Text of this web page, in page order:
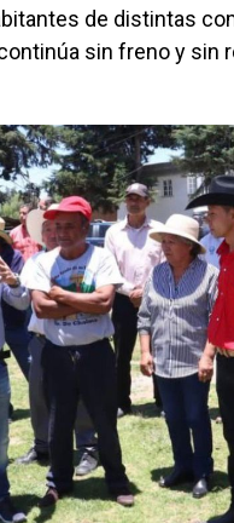
de distintas
sin freno y sin